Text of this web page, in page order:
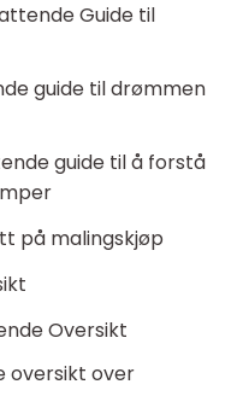
Guide til
guide til drømmen
guide til å forstå
på malingskjøp
Oversikt
oversikt over